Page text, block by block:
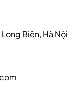
Biên, Hà Nội